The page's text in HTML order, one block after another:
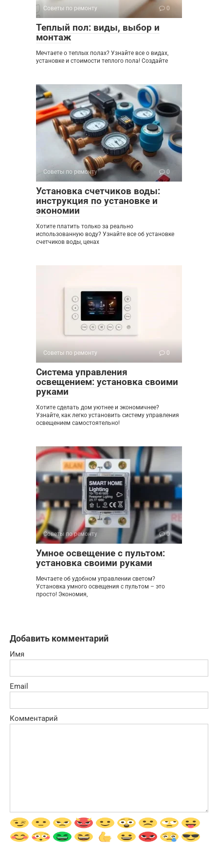
Советы по ремонту 0
Теплый пол: виды, выбор и
монтаж
Мечтаете о теплых полах? Узнайте все о видах,
установке и стоимости теплого пола! Создайте
Советы по ремонту 0
Установка счетчиков воды:
инструкция по установке и
экономии
Хотите платить только за реально
использованную воду? Узнайте все об установке
счетчиков воды, ценах
Советы по ремонту 0
Система управления
освещением: установка своими
руками
Хотите сделать дом уютнее и экономичнее?
Узнайте, как легко установить систему управления
освещением самостоятельно!
Советы по ремонту 0
Умное освещение с пультом:
установка своими руками
Мечтаете об удобном управлении светом?
Установка умного освещения с пультом – это
просто! Экономия,
Добавить комментарий
Имя
Email
Комментарий